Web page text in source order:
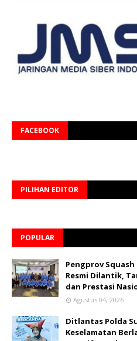
FACEBOOK
PILIHAN EDITOR
POPULAR
Pengprov
Resmi Dilantik,
dan Prestasi
Agustus 04, 2026
Ditlantas Polda
Keselamatan